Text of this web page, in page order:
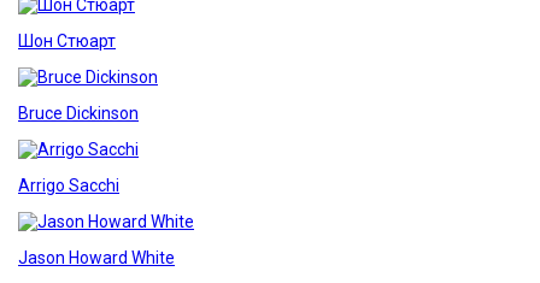
Шон Стюарт
Bruce Dickinson
Arrigo Sacchi
Jason Howard White